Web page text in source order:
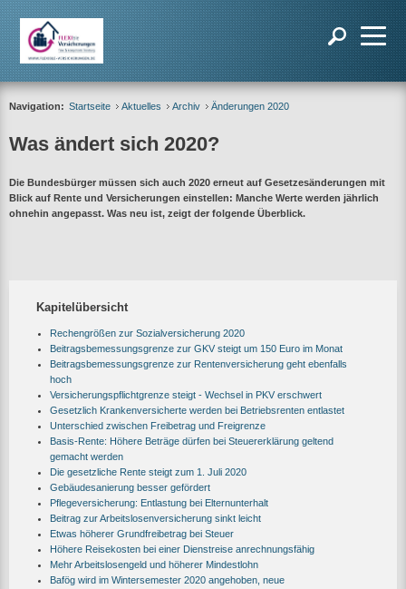
Navigation: Startseite Aktuelles Archiv Änderungen 2020
Was ändert sich 2020?
Die Bundesbürger müssen sich auch 2020 erneut auf Gesetzesänderungen mit
Blick auf Rente und Versicherungen einstellen: Manche Werte werden jährlich
ohnehin angepasst. Was neu ist, zeigt der folgende Überblick.
Kapitelübersicht
Rechengrößen zur Sozialversicherung 2020
Beitragsbemessungsgrenze zur GKV steigt um 150 Euro im Monat
Beitragsbemessungsgrenze zur Rentenversicherung geht ebenfalls
hoch
Versicherungspflichtgrenze steigt - Wechsel in PKV erschwert
Gesetzlich Krankenversicherte werden bei Betriebsrenten entlastet
Unterschied zwischen Freibetrag und Freigrenze
Basis-Rente: Höhere Beträge dürfen bei Steuererklärung geltend
gemacht werden
Die gesetzliche Rente steigt zum 1. Juli 2020
Gebäudesanierung besser gefördert
Pflegeversicherung: Entlastung bei Elternunterhalt
Beitrag zur Arbeitslosenversicherung sinkt leicht
Etwas höherer Grundfreibetrag bei Steuer
Höhere Reisekosten bei einer Dienstreise anrechnungsfähig
Mehr Arbeitslosengeld und höherer Mindestlohn
Bafög wird im Wintersemester 2020 angehoben, neue